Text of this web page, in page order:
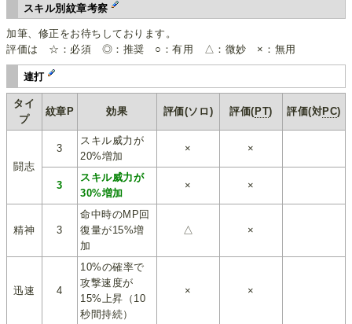
スキル別紋章考察
加筆、修正をお待ちしております。
評価は ☆：必須 ◎：推奨 ○：有用 △：微妙 ×：無用
連打
タイ
プ
紋章P 効果 評価(ソロ) 評価( PT) 評価(対PC)
闘志
3
スキル威力が
20%増加
× ×
3
スキル威力が
30%増加
× ×
精神 3
命中時のMP回
復量が15%増
加
△ ×
迅速 4
10%の確率で
攻撃速度が
15%上昇（10
秒間持続）
× ×